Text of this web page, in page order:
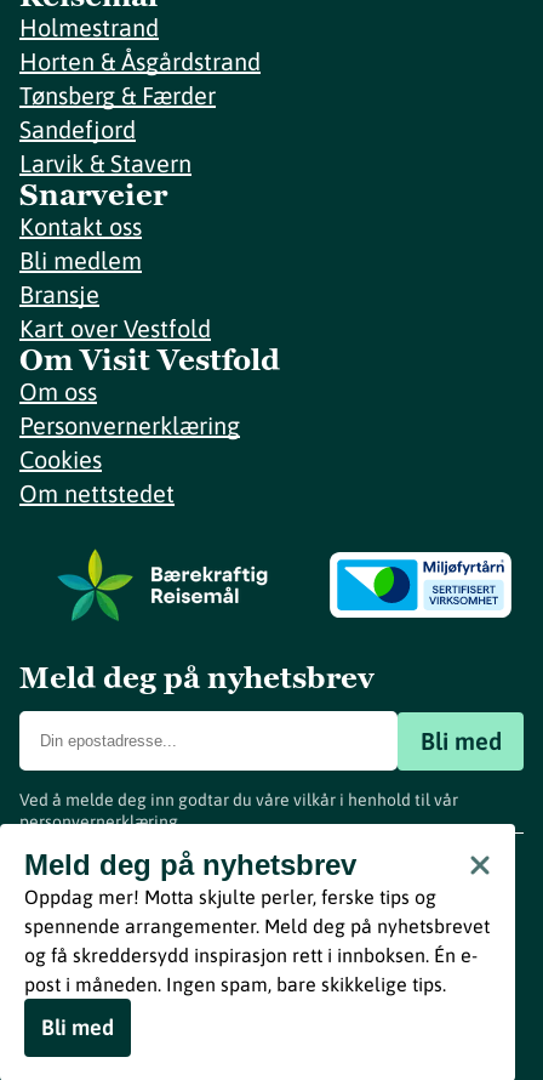
Holmestrand
Horten & Åsgårdstrand
Tønsberg & Færder
Sandefjord
Larvik & Stavern
Snarveier
Kontakt oss
Bli medlem
Bransje
Kart over Vestfold
Om Visit Vestfold
Om oss
Personvernerklæring
Cookies
Om nettstedet
Meld deg på nyhetsbrev
Bli med
Ved å melde deg inn godtar du våre vilkår i henhold til vår
personvernerklæring.
Meld deg på nyhetsbrev
Oppdag mer! Motta skjulte perler, ferske tips og
spennende arrangementer. Meld deg på nyhetsbrevet
og få skreddersydd inspirasjon rett i innboksen. Én e-
post i måneden. Ingen spam, bare skikkelige tips.
Bli med
www.visitvestfold.com
Turistinformasjon
Vestfold Fylkeskommune
ByBreakfast